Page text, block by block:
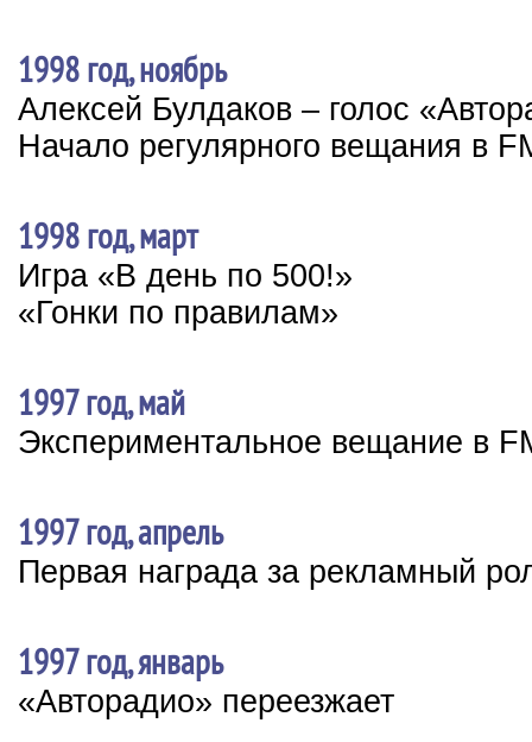
1998 год, ноябрь
Алексей Булдаков – голос
Начало регулярного вещания в
1998 год, март
Игра «В день по 500!»
«Гонки по правилам»
1997 год, май
Экспериментальное вещание в
1997 год, апрель
Первая награда за рекламный
1997 год, январь
«Авторадио» переезжает